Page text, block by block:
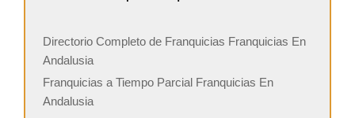
Directorio Completo de Franquicias Franquicias En
Andalusia
Franquicias a Tiempo Parcial Franquicias En
Andalusia